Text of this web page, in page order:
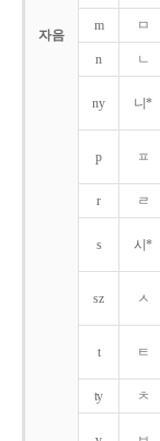
자음
m ㅁ
n ㄴ
ny 니*
p ㅍ
r ㄹ
s 시*
sz ㅅ
t ㅌ
ty ㅊ